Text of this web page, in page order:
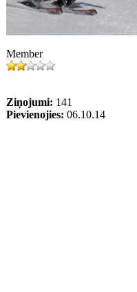
Member
Ziņojumi: 141
Pievienojies: 06.10.14